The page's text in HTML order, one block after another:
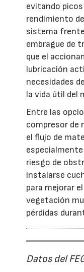
evitando
rendimiento
sistema
embrague de
que el
lubricación
necesidades
la vida útil del
Entre las
compresor de
el flujo de
riesgo de
instalarse
para mejorar
vegetación
pérdidas
Datos del